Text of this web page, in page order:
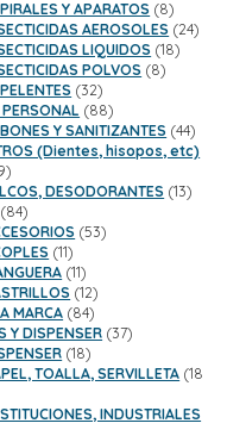
productos
Y APARATOS 88
productos
AEROSOLES 2424
LIQUIDOS 1818
POLVOS 88
3232
productos
PERSONAL 8888
productos
Y SANITIZANTES 4444
productos
(Dientes, hisopos, etc)
29
productosDESODORANTES 1313
8484
productos5353
1111
productos
1111
productos
1212
productos
MARCA 8484
productos
Y DISPENSER 3737
1818
productos
TOALLA, SERVILLETA 18
INDUSTRIALES